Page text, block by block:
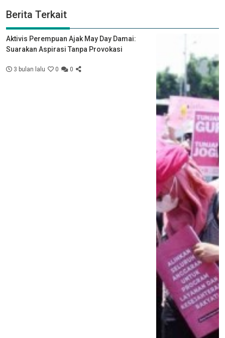
Berita Terkait
Aktivis Perempuan Ajak May Day Damai:
Suarakan Aspirasi Tanpa Provokasi
3 bulan lalu 0 0